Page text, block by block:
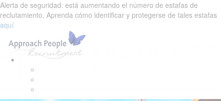
Skip
links
Skip
to
primary
Skip
content
Alerta de seguridad: está aumentando el número de estafas de
reclutamiento. Aprenda cómo identificar y protegerse de tales estafas
aquí